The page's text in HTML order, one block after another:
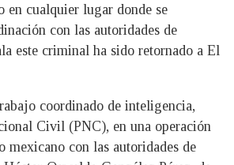
en cualquier lugar donde se
con las autoridades de
este criminal ha sido retornado a El
coordinado de inteligencia,
Civil (PNC), en una operación
mexicano con las autoridades de